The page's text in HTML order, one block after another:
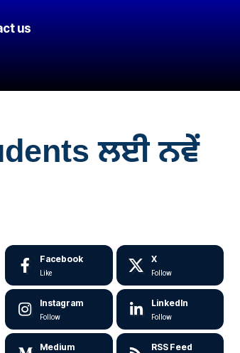
us
ਲਈ ਨਵੇਂ
Facebook
Like
X
Follow
Instagram
Follow
LinkedIn
Follow
Medium RSS Feed